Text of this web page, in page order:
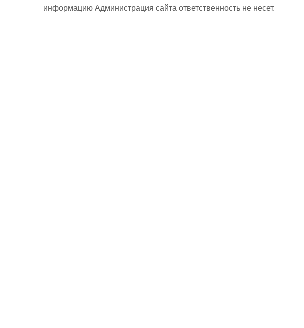
информацию Администрация сайта ответственность не несет.